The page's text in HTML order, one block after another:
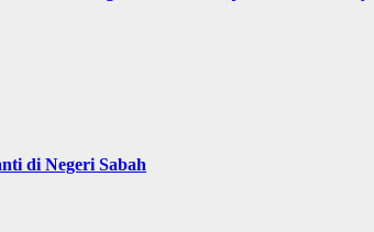
di Negeri Sabah